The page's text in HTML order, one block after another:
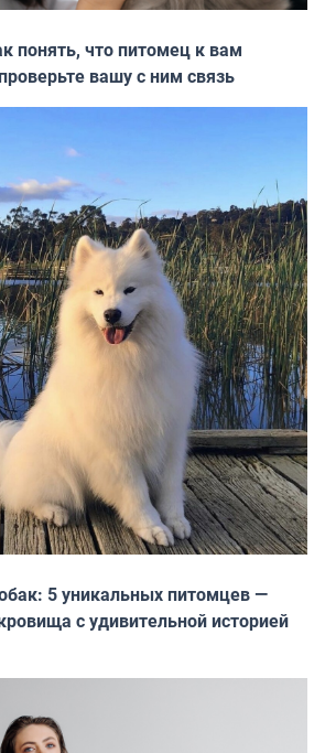
понять, что питомец к вам
вашу с ним связь
5 уникальных питомцев —
с удивительной историей